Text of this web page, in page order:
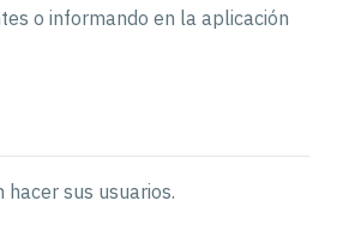
o informando en la aplicación
sus usuarios.